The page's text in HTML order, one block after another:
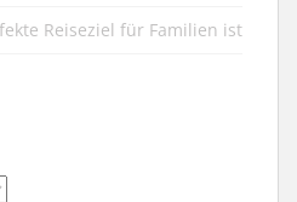
Reiseziel für Familien ist